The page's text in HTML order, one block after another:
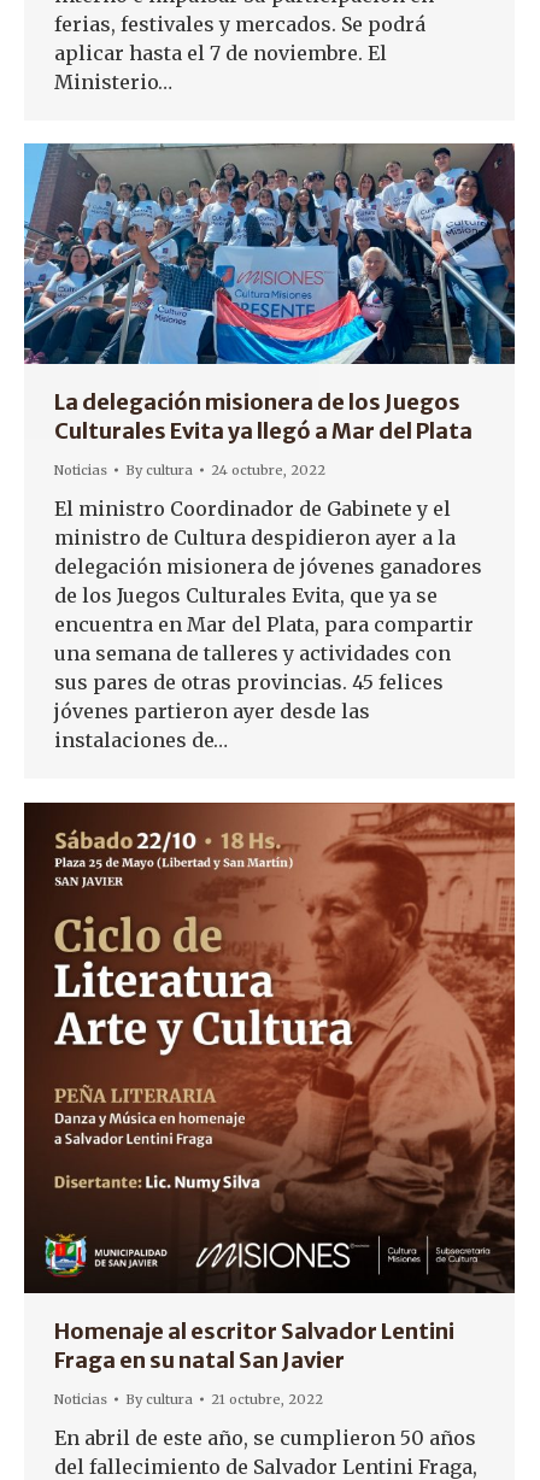
ferias, festivales y mercados. Se podrá
aplicar hasta el 7 de noviembre. El
Ministerio…
La delegación misionera de los Juegos
Culturales Evita ya llegó a Mar del Plata
Noticias Bycultura 24 octubre, 2022
El ministro Coordinador de Gabinete y el
ministro de Cultura despidieron ayer a la
delegación misionera de jóvenes ganadores
de los Juegos Culturales Evita, que ya se
encuentra en Mar del Plata, para compartir
una semana de talleres y actividades con
sus pares de otras provincias. 45 felices
jóvenes partieron ayer desde las
instalaciones de…
Homenaje al escritor Salvador Lentini
Fraga en su natal San Javier
Noticias Bycultura 21 octubre, 2022
En abril de este año, se cumplieron 50 años
del fallecimiento de Salvador Lentini Fraga,